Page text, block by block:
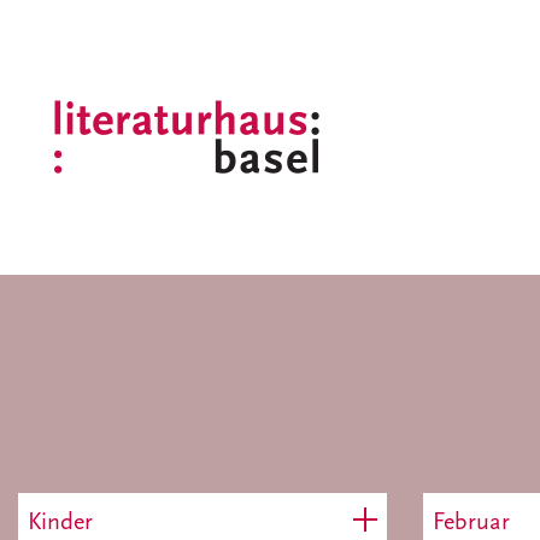
Kinder Februar